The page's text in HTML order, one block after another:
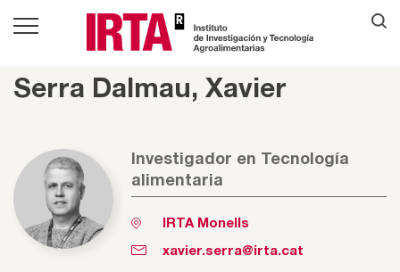
Serra Dalmau, Xavier
Investigador en Tecnología
alimentaria
IRTA Monells
xavier.serra@irta.cat